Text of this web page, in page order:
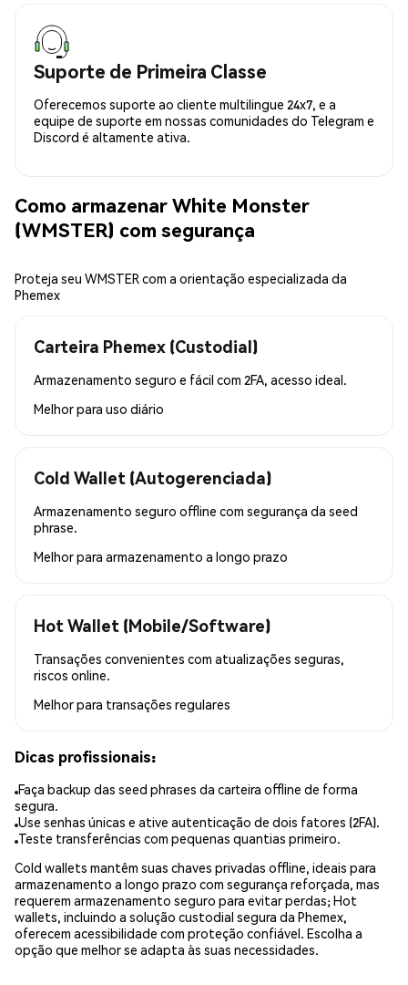
Suporte de Primeira Classe
Oferecemos suporte ao cliente multilingue 24x7, e a
equipe de suporte em nossas comunidades do Telegram e
Discord é altamente ativa.
Como armazenar White Monster
(WMSTER) com segurança
Proteja seu WMSTER com a orientação especializada da
Phemex
Carteira Phemex (Custodial)
Armazenamento seguro e fácil com 2FA, acesso ideal.
Melhor para uso diário
Cold Wallet (Autogerenciada)
Armazenamento seguro offline com segurança da seed
phrase.
Melhor para armazenamento a longo prazo
Hot Wallet (Mobile/Software)
Transações convenientes com atualizações seguras,
riscos online.
Melhor para transações regulares
Dicas profissionais:
Faça backup das seed phrases da carteira offline de forma
segura.
Use senhas únicas e ative autenticação de dois fatores (2FA).
Teste transferências com pequenas quantias primeiro.
Cold wallets mantêm suas chaves privadas offline, ideais para
armazenamento a longo prazo com segurança reforçada, mas
requerem armazenamento seguro para evitar perdas; Hot
wallets, incluindo a solução custodial segura da Phemex,
oferecem acessibilidade com proteção confiável. Escolha a
opção que melhor se adapta às suas necessidades.